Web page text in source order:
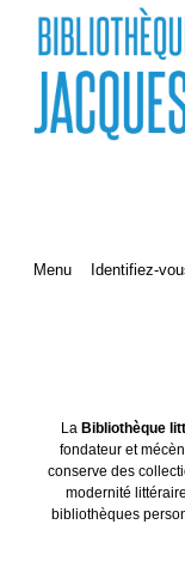
Menu Identifiez-
La Bibliothèque
fondateur et
conserve des
modernité
bibliothèques